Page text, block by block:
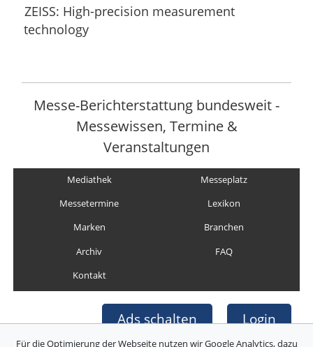
ZEISS: High-precision measurement
technology
Messe-Berichterstattung bundesweit -
Messewissen, Termine &
Veranstaltungen
Mediathek
Messeplatz
Messetermine
Lexikon
Marken
Branchen
Archiv
FAQ
Kontakt
Ads schalten Login
Für die Optimierung der Webseite nutzen wir Google Analytics, dazu